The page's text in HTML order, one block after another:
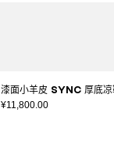
漆面小羊皮 Sync 厚底凉
¥11,800.00